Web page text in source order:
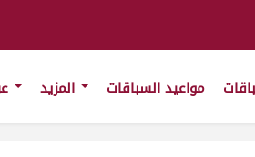
مواعيد السباقات